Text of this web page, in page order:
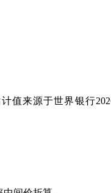
来源于世界银行